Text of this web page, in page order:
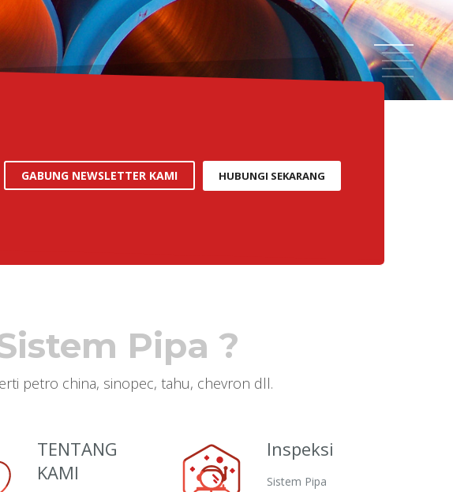
1
4
5
GABUNG NEWSLETTER KAMI HUBUNGI SEKARANG
Pipa ?
petro china, sinopec, tahu, chevron dll.
TENTANG
KAMI
Inspeksi
Sistem Pipa